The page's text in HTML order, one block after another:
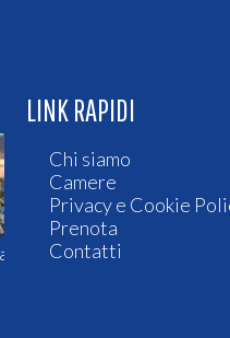
Le terrazze di Sera
LINK RAPIDI
Chi siamo
Camere
Privacy e Cookie
Prenota
Contatti